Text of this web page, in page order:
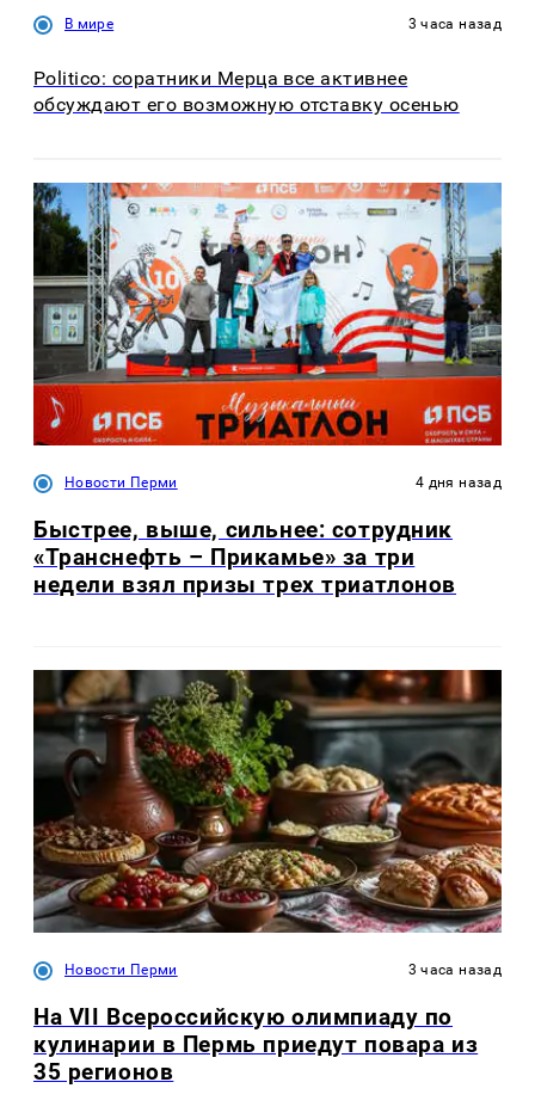
В мире 3 часа назад
Politico: соратники Мерца все активнее
обсуждают его возможную отставку осенью
Новости Перми 4 дня назад
Быстрее, выше, сильнее: сотрудник
«Транснефть – Прикамье» за три
недели взял призы трех триатлонов
Новости Перми 3 часа назад
На VII Всероссийскую олимпиаду по
кулинарии в Пермь приедут повара из
35 регионов